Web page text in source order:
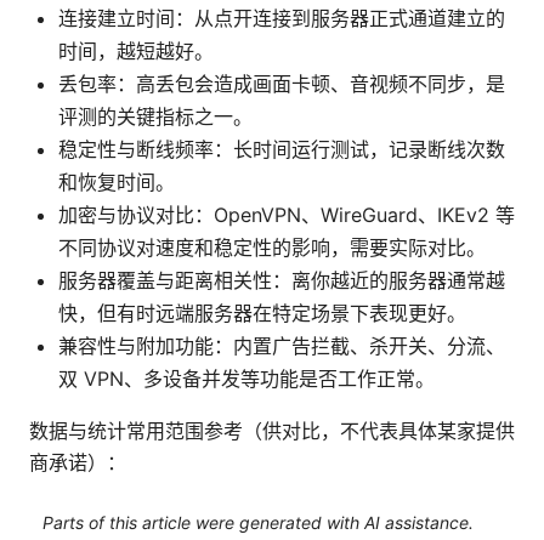
连接建立时间：从点开连接到服务器正式通道建立的
时间，越短越好。
丢包率：高丢包会造成画面卡顿、音视频不同步，是
评测的关键指标之一。
稳定性与断线频率：长时间运行测试，记录断线次数
和恢复时间。
加密与协议对比：OpenVPN、WireGuard、IKEv2 等
不同协议对速度和稳定性的影响，需要实际对比。
服务器覆盖与距离相关性：离你越近的服务器通常越
快，但有时远端服务器在特定场景下表现更好。
兼容性与附加功能：内置广告拦截、杀开关、分流、
双 VPN、多设备并发等功能是否工作正常。
数据与统计常用范围参考（供对比，不代表具体某家提供
商承诺）：
Parts of this article were generated with AI assistance.